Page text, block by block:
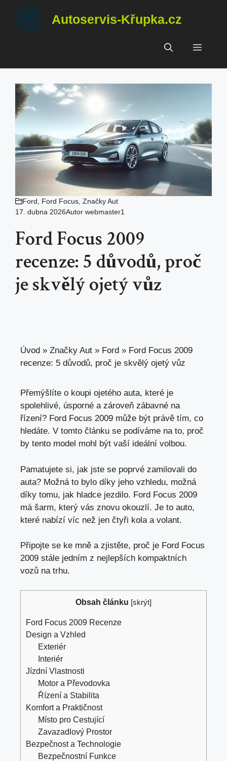
Přeskočit
obsah
Autoservis-Křupka.cz
Menu
Ford Ford Focus Značky Aut
17. dubna 2026Autor webmaster1
Ford Focus 2009
recenze: 5 důvodů, proč
je skvělý ojetý vůz
Úvod » Značky Aut » Ford » Ford Focus 2009
recenze: 5 důvodů, proč je skvělý ojetý vůz
Přemýšlíte o koupi ojetého auta, které je
spolehlivé, úsporné a zároveň zábavné na
řízení? Ford Focus 2009 může být právě tím, co
hledáte. V tomto článku se podíváme nato, proč
by tento model mohl být vaší ideální volbou.
Pamatujete si, jak jste se poprvé zamilovali do
auta? Možná to bylo díky jeho vzhledu, možná
díky tomu, jak hladce jezdilo. Ford Focus 2009
má šarm, který vás znovu okouzlí. Je to auto,
které nabízí víc než jen čtyři kola a volant.
Připojte se ke mně a zjistěte, proč je Ford Focus
2009 stále jedním z nejlepších kompaktních
vozů na trhu.
Obsah článku [skrýt]
Ford Focus 2009 Recenze
Design a Vzhled
Exteriér
Interiér
Jízdní Vlastnosti
Motor a Převodovka
Řízení a Stabilita
Komfort a Praktičnost
Místo pro Cestující
Zavazadlový Prostor
Bezpečnost a Technologie
Bezpečnostní Funkce